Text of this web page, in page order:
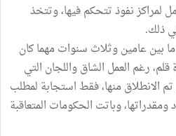
لمراكز نفوذ تتحكم فيها، وتتخذ
ذلك.
بين عامين وثلاث سنوات مهما كان
رغم العمل الشاق واللجان التي
الانطلاق منها، فقط استجابة لمطلب
وباتت الحكومات المتعاقبة